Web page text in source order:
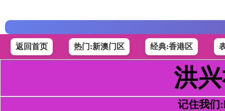
返回首页 热门:新澳门区 经典:香港区
洪
记住我们